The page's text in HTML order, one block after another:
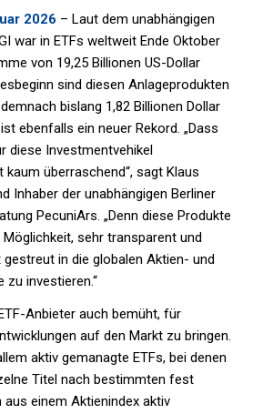
2026 – Laut dem unabhängigen
war in ETFs weltweit Ende Oktober
von 19,25 Billionen US-Dollar
sind diesen Anlageprodukten
bislang 1,82 Billionen Dollar
ebenfalls ein neuer Rekord. „Dass
diese Investmentvehikel
überraschend“, sagt Klaus
Inhaber der unabhängigen Berliner
PecuniArs. „Denn diese Produkte
sehr transparent und
in die globalen Aktien- und
zu investieren.“
Anbieter auch bemüht, für
auf den Markt zu bringen.
aktiv gemanagte ETFs, bei denen
Titel nach bestimmten fest
einem Aktienindex aktiv